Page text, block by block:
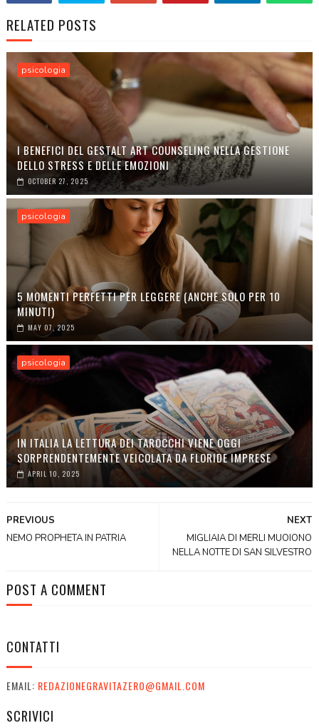
RELATED POSTS
psicologia
I BENEFICI DEL GESTALT ART COUNSELING NELLA GESTIONE
DELLO STRESS E DELLE EMOZIONI
OCTOBER 27, 2025
psicologia
5 MOMENTI PERFETTI PER LEGGERE (ANCHE SOLO PER 10
MINUTI)
MAY 07, 2025
psicologia
IN ITALIA LA LETTURA DEI TAROCCHI VIENE OGGI
SORPRENDENTEMENTE VEICOLATA DA FLORIDE IMPRESE
APRIL 10, 2025
NEXT
MIGLIAIA DI MERLI MUOIONO
NELLA NOTTE DI SAN SILVESTRO
PREVIOUS
NEMO PROPHETA IN PATRIA
POST A COMMENT
CONTATTI
EMAIL: REDAZIONEGRAVITAZERO@GMAIL.COM
SCRIVICI